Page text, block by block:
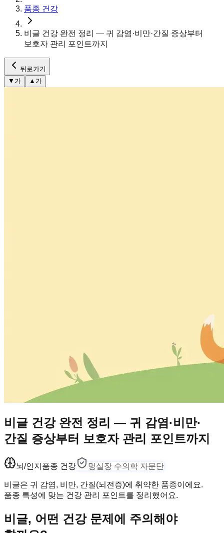
품종 건강
비글 건강 완전 정리 — 귀 감염·비만·간질 증상부터
보호자 관리 포인트까지
뒤로가기
▼ 가 ▲ 가
비글 건강 완전 정리 — 귀 감염·비만·
간질 증상부터 보호자 관리 포인트까지
뇌/인지 품종 건강 멍실장 수의학 자문단
비글은 귀 감염, 비만, 간질(뇌전증)에 취약한 품종이에요.
품종 특성에 맞는 건강 관리 포인트를 정리했어요.
비글, 어떤 건강 문제에 주의해야